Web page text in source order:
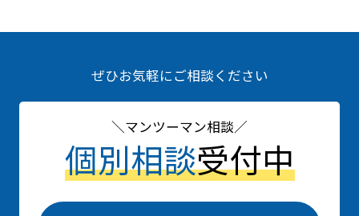
ぜひお気軽にご相談ください
マンツーマン相談
個別相談受付中